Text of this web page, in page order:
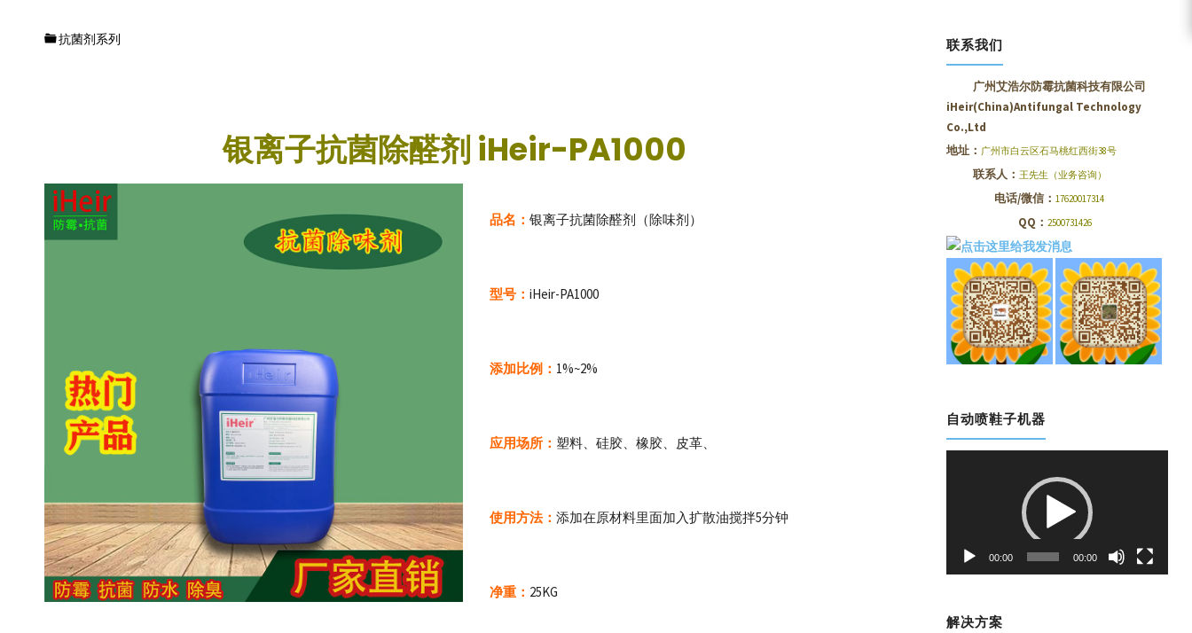
抗菌剂系列
银离子抗菌除醛剂 iHeir-PA1000
品名： 银离子抗菌除醛剂（除味剂）
型号： iHeir-PA1000
添加比例： 1%~2%
应用场所： 塑料、硅胶、橡胶、皮革、
使用方法： 添加在原材料里面加入扩散油搅拌5分钟
净重： 25KG
联系我们
广州艾浩尔防霉抗菌科技有限公司
iHeir(China)Antifungal Technology
Co.,Ltd
地址： 广州市白云区石马桃红西街38号
联系人： 王先生（业务咨询）
电话/微信： 17620017314
QQ： 2500731426
自动喷鞋子机器
00:00 00:00
解决方案